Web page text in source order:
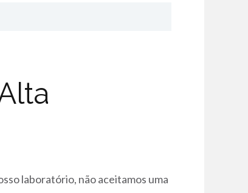
laboratório, não aceitamos uma